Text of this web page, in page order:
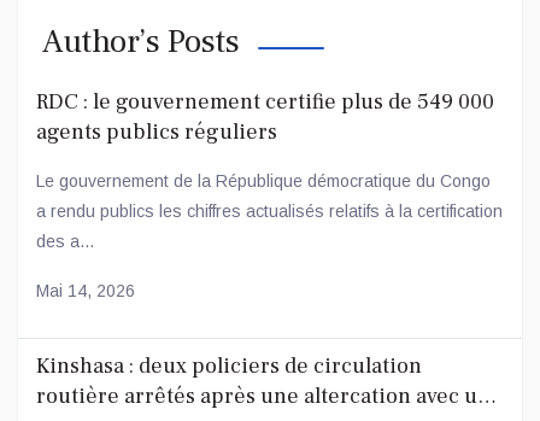
Author’s Posts
RDC : le gouvernement certifie plus de 549 000
agents publics réguliers
Le gouvernement de la République démocratique du Congo
a rendu publics les chiffres actualisés relatifs à la certification
des a...
Mai 14, 2026
Kinshasa : deux policiers de circulation
routière arrêtés après une altercation avec un